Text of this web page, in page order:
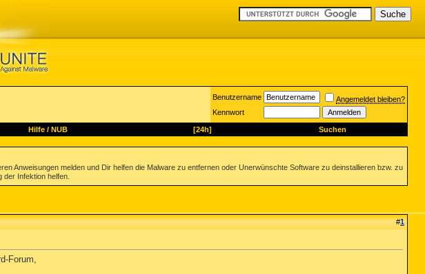
Benutzername
Angemeldet bleiben?
Kennwort
Hilfe/ NUB [24h] Suchen
Anweisungen melden und Dir helfen die Malware zu entfernen oder Unerwünschte Software zu deinstallieren bzw. zu
Infektion helfen.
#1
Forum,